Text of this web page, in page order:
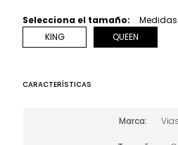
Selecciona el tamaño:
KING
QUEEN
CARACTERÍSTICAS
Marca